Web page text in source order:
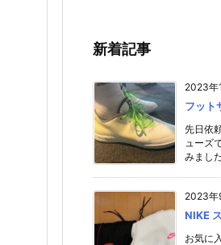
新着記事
2023年
フット
先日依
ューズ
みまし
2023年
NIKE
お気に